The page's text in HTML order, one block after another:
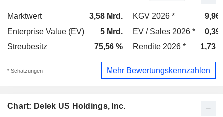
Marktwert 3,58 Mrd. KGV 2026 *
Enterprise Value (EV)
5 Mrd. EV / Sales 2026 *
Streubesitz
75,56 % Rendite 2026 * 1,73
* Schätzungen Mehr Bewertungskennzahlen
Chart: Delek US Holdings, Inc.